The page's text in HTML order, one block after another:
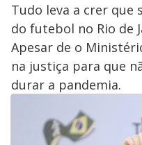
Tudo leva a crer que
do futebol no Rio de
Apesar de o
na justiça para que
durar a pandemia.